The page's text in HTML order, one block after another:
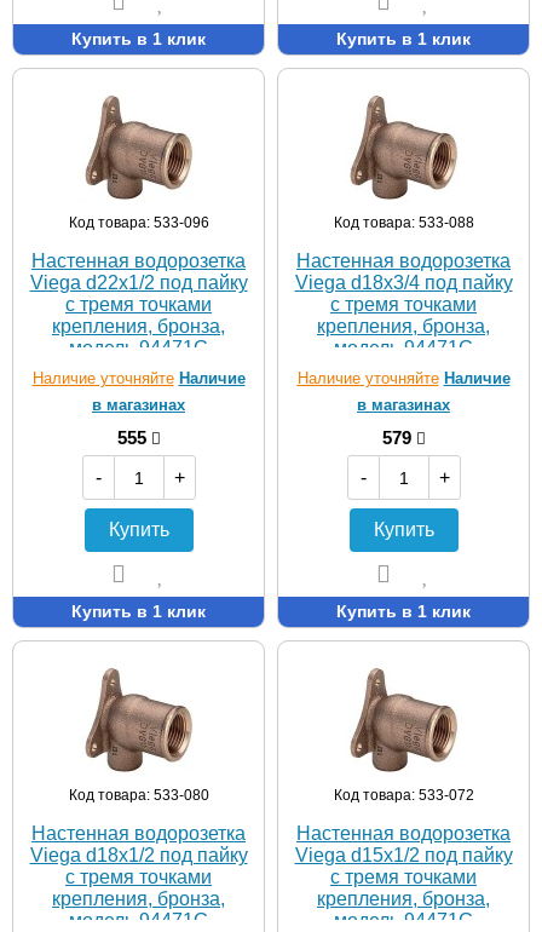
Купить в 1 клик Купить в 1 клик
Код товара: 533-096
Настенная водорозетка
Viega d22х1/2 под пайку
с тремя точками
крепления, бронза,
модель 94471G
Наличие уточняйте Наличие
в магазинах
555
-
+
Купить
Купить в 1 клик
Код товара: 533-088
Настенная водорозетка
Viega d18х3/4 под пайку
с тремя точками
крепления, бронза,
модель 94471G
Наличие уточняйте Наличие
в магазинах
579
-
+
Купить
Купить в 1 клик
Код товара: 533-080
Настенная водорозетка
Viega d18х1/2 под пайку
с тремя точками
крепления, бронза,
модель 94471G
Код товара: 533-072
Настенная водорозетка
Viega d15х1/2 под пайку
с тремя точками
крепления, бронза,
модель 94471G